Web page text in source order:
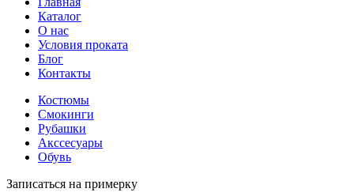
Каталог
О нас
Условия проката
Блог
Контакты
Костюмы
Смокинги
Рубашки
Акссесуары
Обувь
Записаться на примерку